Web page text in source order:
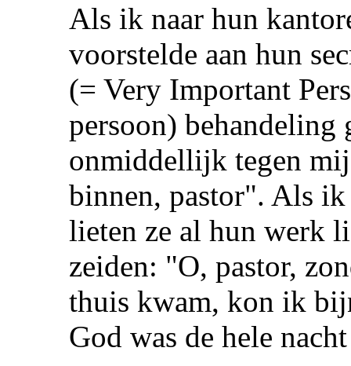
Als ik naar hun
voorstelde aan hun
(= Very Important
persoon) behandeling
onmiddellijk tegen
binnen, pastor". Als
lieten ze al hun werk
zeiden: "O, pastor,
thuis kwam, kon ik
God was de hele